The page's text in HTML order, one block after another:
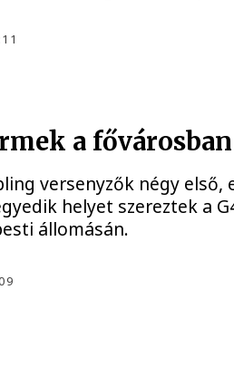
a fővárosban
versenyzők négy első,
helyet szereztek a
állomásán.